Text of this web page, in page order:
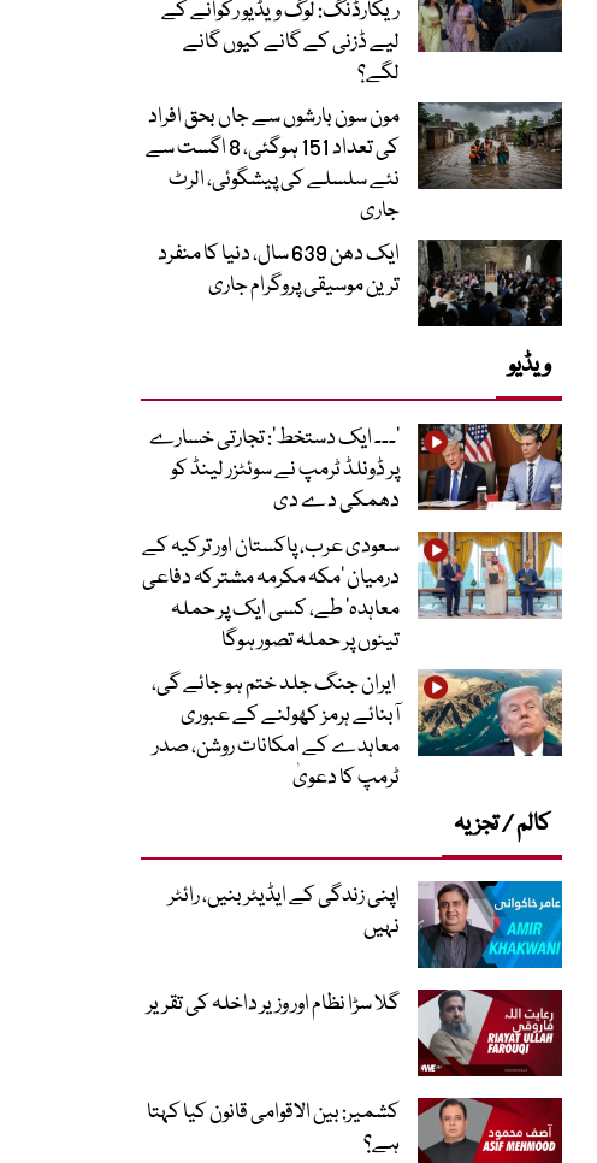
ریکارڈنگ: لوگ ویڈیو رکوانے کے
لیے ڈزنی کے گانے کیوں گانے
لگے؟
مون سون بارشوں سے جاں بحق افراد
کی تعداد 151 ہوگئی، 8 اگست سے
نئے سلسلے کی پیشگوئی، الرٹ
جاری
ایک دھن 639 سال، دنیا کا منفرد
ترین موسیقی پروگرام جاری
ویڈیو
’۔۔۔ ایک دستخط‘: تجارتی خسارے
پر ڈونلڈ ٹرمپ نے سوئٹزر لینڈ کو
دھمکی دے دی
سعودی عرب، پاکستان اور ترکیہ کے
درمیان ’مکہ مکرمہ مشترکہ دفاعی
معاہدہ‘ طے، کسی ایک پر حملہ
تینوں پر حملہ تصور ہوگا
ایران جنگ جلد ختم ہو جائے گی،
آبنائے ہرمز کھولنے کے عبوری
معاہدے کے امکانات روشن، صدر
ٹرمپ کا دعویٰ
کالم / تجزیہ
اپنی زندگی کے ایڈیٹر بنیں، رائٹر
نہیں
گلا سڑا نظام اور وزیر داخلہ کی تقریر
کشمیر: بین الاقوامی قانون کیا کہتا
ہے؟